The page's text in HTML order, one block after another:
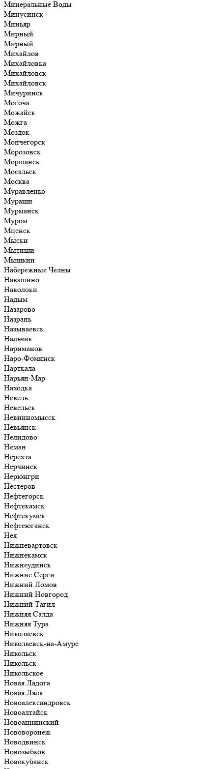
Минеральные Воды
Минусинск
Миньяр
Мирный
Мирный
Михайлов
Михайловка
Михайловск
Михайловск
Мичуринск
Могоча
Можайск
Можга
Моздок
Мончегорск
Морозовск
Моршанск
Мосальск
Москва
Муравленко
Мураши
Мурманск
Муром
Мценск
Мыски
Мытищи
Мышкин
Набережные Челны
Навашино
Наволоки
Надым
Назарово
Назрань
Называевск
Нальчик
Нариманов
Наро-Фоминск
Нарткала
Нарьян-Мар
Находка
Невель
Невельск
Невинномысск
Невьянск
Нелидово
Неман
Нерехта
Нерчинск
Нерюнгри
Нестеров
Нефтегорск
Нефтекамск
Нефтекумск
Нефтеюганск
Нея
Нижневартовск
Нижнекамск
Нижнеудинск
Нижние Серги
Нижний Ломов
Нижний Новгород
Нижний Тагил
Нижняя Салда
Нижняя Тура
Николаевск
Николаевск-на-Амуре
Никольск
Никольск
Никольское
Новая Ладога
Новая Ляля
Новоалександровск
Новоалтайск
Новоаннинский
Нововоронеж
Новодвинск
Новозыбков
Новокубанск